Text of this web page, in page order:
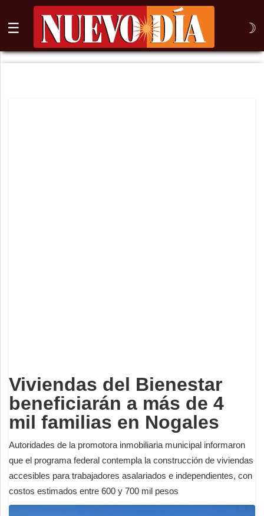
☰ ☽
⌕
Viviendas del Bienestar
beneficiarán a más de 4
mil familias en Nogales
Autoridades de la promotora inmobiliaria municipal informaron
que el programa federal contempla la construcción de viviendas
accesibles para trabajadores asalariados e independientes, con
costos estimados entre 600 y 700 mil pesos